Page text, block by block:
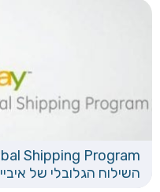
השילוח הגלובלי של איביי